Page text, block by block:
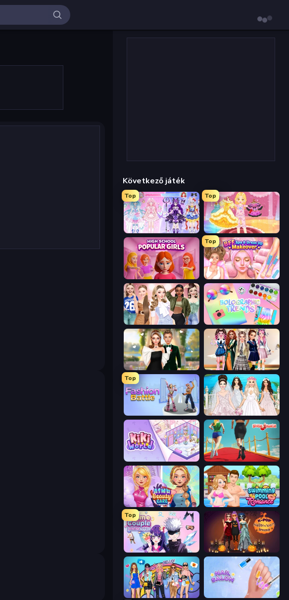
Következő játék
Top
Idol Livestream: Fashion Game
Top
Royal Glow Princess Makeover
Top
BFF Makeover - Spa & Dress Up
Fashion Week 2025 Holographic Trends
Valentine's Day Proposal Back To School: Uniforms Edition
Top
Fashion Battle Model Wedding
KiKi World Shoe Race
ASMR Beauty Care Swimming Pool Romance
Top
Anime Couple: Avatar Maker
College Girls Team Makeover Nail Salon